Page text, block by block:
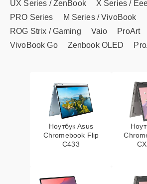
UX Series / ZenBook
X Series /
PRO Series
M Series / VivoBook
ROG Strix / Gaming
Vaio ProArt
VivoBook Go
Zenbook OLED
Ноутбук Asus
Chromebook Flip
C433